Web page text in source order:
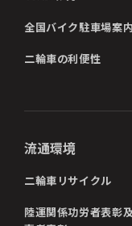
全国バイク駐車場案内
二輪車の利便性
流通環境
二輪車リサイクル
陸運関係功労者表彰